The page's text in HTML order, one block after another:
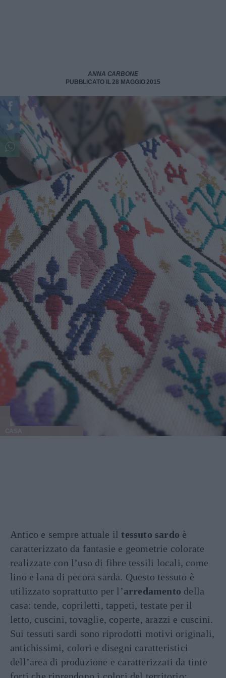
ANNA CARBONE
PUBBLICATO IL 28 MAGGIO 2015
Antico e sempre attuale iltessuto sardo è
caratterizzato da fantasie e geometrie colorate
realizzate con l’uso di fibre tessili locali, come
lino e lana di pecora sarda. Questo tessuto è
utilizzato soprattutto per l’arredamento della
casa: tende, copriletti, tappeti, testate per il
letto, cuscini, tovaglie, coperte, arazzi e cuscini.
Sui tessuti sardi sono riprodotti motivi originali,
antichissimi, colori e disegni caratteristici
dell’area di produzione e caratterizzati da tinte